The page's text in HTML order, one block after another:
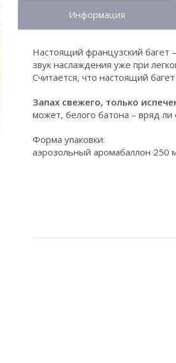
Информация
Настоящий французский багет
звук наслаждения уже при
Считается, что настоящий
Запах свежего, только
может, белого батона – вряд
Форма упаковки:
аэрозольный аромабаллон 250